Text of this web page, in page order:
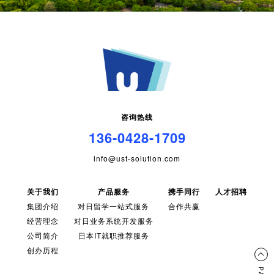
咨询热线
136-0428-1709
info@ust-solution.com
关于我们
集团介绍
经营理念
公司简介
创办历程
产品服务
对日留学一站式服务
对日业务系统开发服务
日本IT就职推荐服务
携手同行
合作共赢
人才招聘